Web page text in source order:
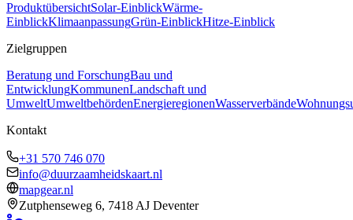
ProduktübersichtSolar-EinblickWärme-
EinblickKlimaanpassungGrün-EinblickHitze-Einblick
Zielgruppen
Beratung und ForschungBau und
EntwicklungKommunenLandschaft und
UmweltUmweltbehördenEnergieregionenWasserverbände
Kontakt
+31 570 746 070
info@duurzaamheidskaart.nl
mapgear.nl
Zutphenseweg 6, 7418 AJ Deventer